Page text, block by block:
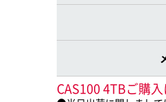
CAS100 4TBご購